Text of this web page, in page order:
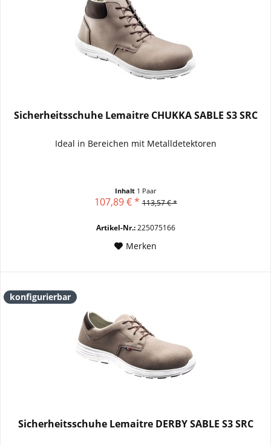
Sicherheitsschuhe Lemaitre CHUKKA SABLE S3 SRC
Ideal in Bereichen mit Metalldetektoren
Inhalt 1 Paar
107,89 € * 113,57 € *
Artikel-Nr.:225075166
Merken
konfigurierbar
Sicherheitsschuhe Lemaitre DERBY SABLE S3 SRC